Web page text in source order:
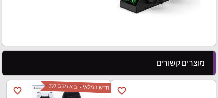
מוצרים קשורים
favorite_border
favorite_border חדש במלאי - יבוא מקביל😍